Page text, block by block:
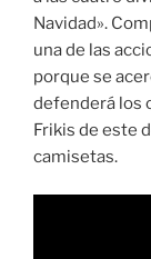
Navidad».
una de las
porque se
defenderá los
Frikis de este
camisetas.